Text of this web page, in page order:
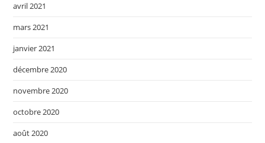
avril 2021
mars 2021
janvier 2021
décembre 2020
novembre 2020
octobre 2020
août 2020